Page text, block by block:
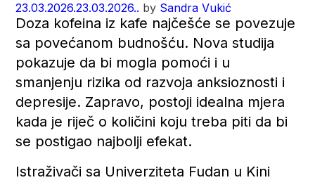
23.03.2026.23.03.2026.. by Sandra Vukić
Doza kofeina iz kafe najčešće se povezuje
sa povećanom budnošću. Nova studija
pokazuje da bi mogla pomoći i u
smanjenju rizika od razvoja anksioznosti i
depresije. Zapravo, postoji idealna mjera
kada je riječ o količini koju treba piti da bi
se postigao najbolji efekat.
Istraživači sa Univerziteta Fudan u Kini